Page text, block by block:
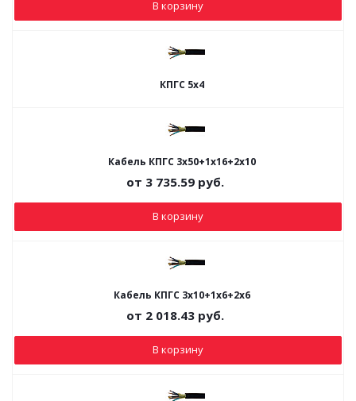
В корзину
КПГС 5х4
Кабель КПГС 3х50+1х16+2х10
от 3 735.59 руб.
В корзину
Кабель КПГС 3х10+1х6+2х6
от 2 018.43 руб.
В корзину